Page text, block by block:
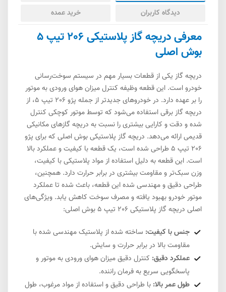
دیدگاه کاربران
خرید عمده
معرفی دریچه گاز پلاستیکی 206 تیپ 5
بوش اصلی
دریچه گاز یکی از قطعات بسیار مهم در سیستم سوخت‌رسانی
خودرو است. این قطعه وظیفه کنترل میزان هوای ورودی به موتور
را بر عهده دارد. در خودروهای جدیدتر از جمله پژو 206 تیپ 5، از
دریچه گاز برقی استفاده می‌شود که توسط موتور کوچکی کنترل
شده و دقت و کارایی بیشتری را نسبت به دریچه گازهای مکانیکی
قدیمی ارائه می‌دهد. دریچه گاز پلاستیکی بوش اصلی که برای پژو
206 تیپ 5 طراحی شده است، یک قطعه با کیفیت و عملکرد بالا
است. این قطعه به دلیل استفاده از مواد پلاستیکی با کیفیت،
وزن سبک‌تر و مقاومت بیشتری در برابر حرارت دارد. همچنین،
طراحی دقیق و مهندسی شده این قطعه، باعث شده تا عملکرد
موتور خودرو بهبود یافته و مصرف سوخت کاهش یابد. ویژگی‌های
اصلی دریچه گاز پلاستیکی 206 تیپ 5 بوش اصلی:
جنس با کیفیت: ساخته شده از پلاستیک مهندسی شده با
مقاومت بالا در برابر حرارت و سایش.
عملکرد دقیق: کنترل دقیق میزان هوای ورودی به موتور و
پاسخگویی سریع به فرمان راننده.
طول عمر بالا: با طراحی دقیق و استفاده از مواد مرغوب، طول